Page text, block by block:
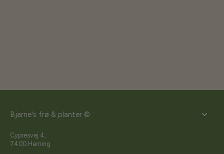
Bjarne's frø & planter ©
Cypresvej 4,
7400 Herning